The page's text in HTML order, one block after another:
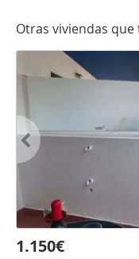
Otras viviendas
1.150€